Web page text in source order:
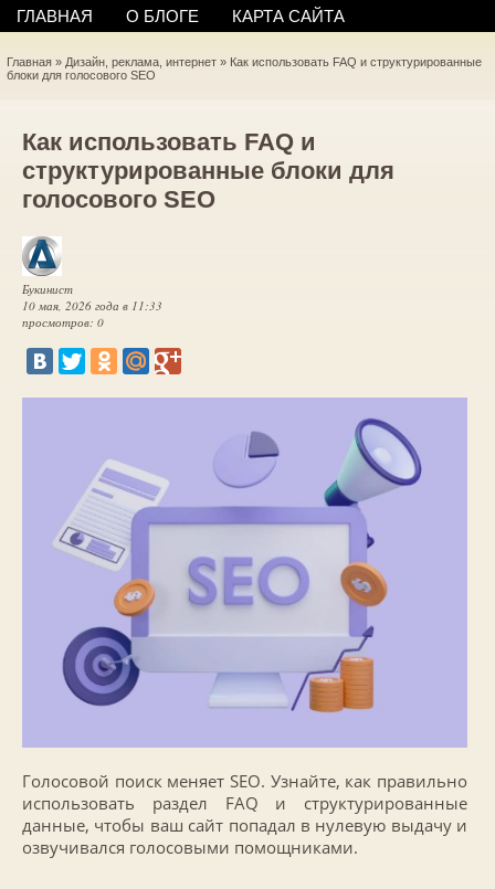
ГЛАВНАЯ О БЛОГЕ КАРТА САЙТА
Главная » Дизайн, реклама, интернет » Как использовать FAQ и структурированные
блоки для голосового SEO
Как использовать FAQ и
структурированные блоки для
голосового SEO
Букинист
10 мая, 2026 года в 11:33
просмотров: 0
Голосовой поиск меняет SEO. Узнайте, как правильно
использовать раздел FAQ и структурированные
данные, чтобы ваш сайт попадал в нулевую выдачу и
озвучивался голосовыми помощниками.